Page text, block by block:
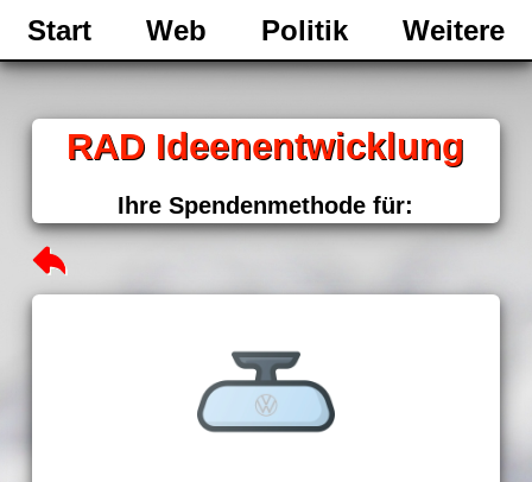
Start Web Politik Weitere
RAD Ideenentwicklung
Ihre Spendenmethode für: